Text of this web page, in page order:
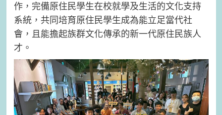
作，完備原住民學生在校就學及生活的文化支持
系統，共同培育原住民學生成為能立足當代社
會，且能擔起族群文化傳承的新一代原住民族人
才。